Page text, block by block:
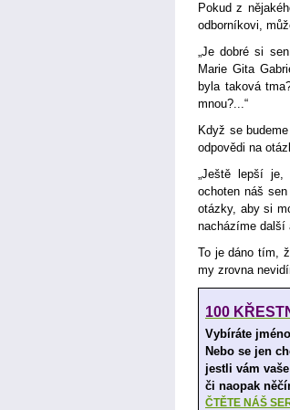
Pokud z
odborníkovi,
„Je dobré si
Marie Gita
byla taková
mnou?...“
Když se
odpovědi na
„Ještě lepší
ochoten náš
otázky, aby si
nacházíme další
To je dáno tím,
my zrovna
100
Vybíráte
Nebo se jen
jestli vám
či naopak
ČTĚTE NÁŠ